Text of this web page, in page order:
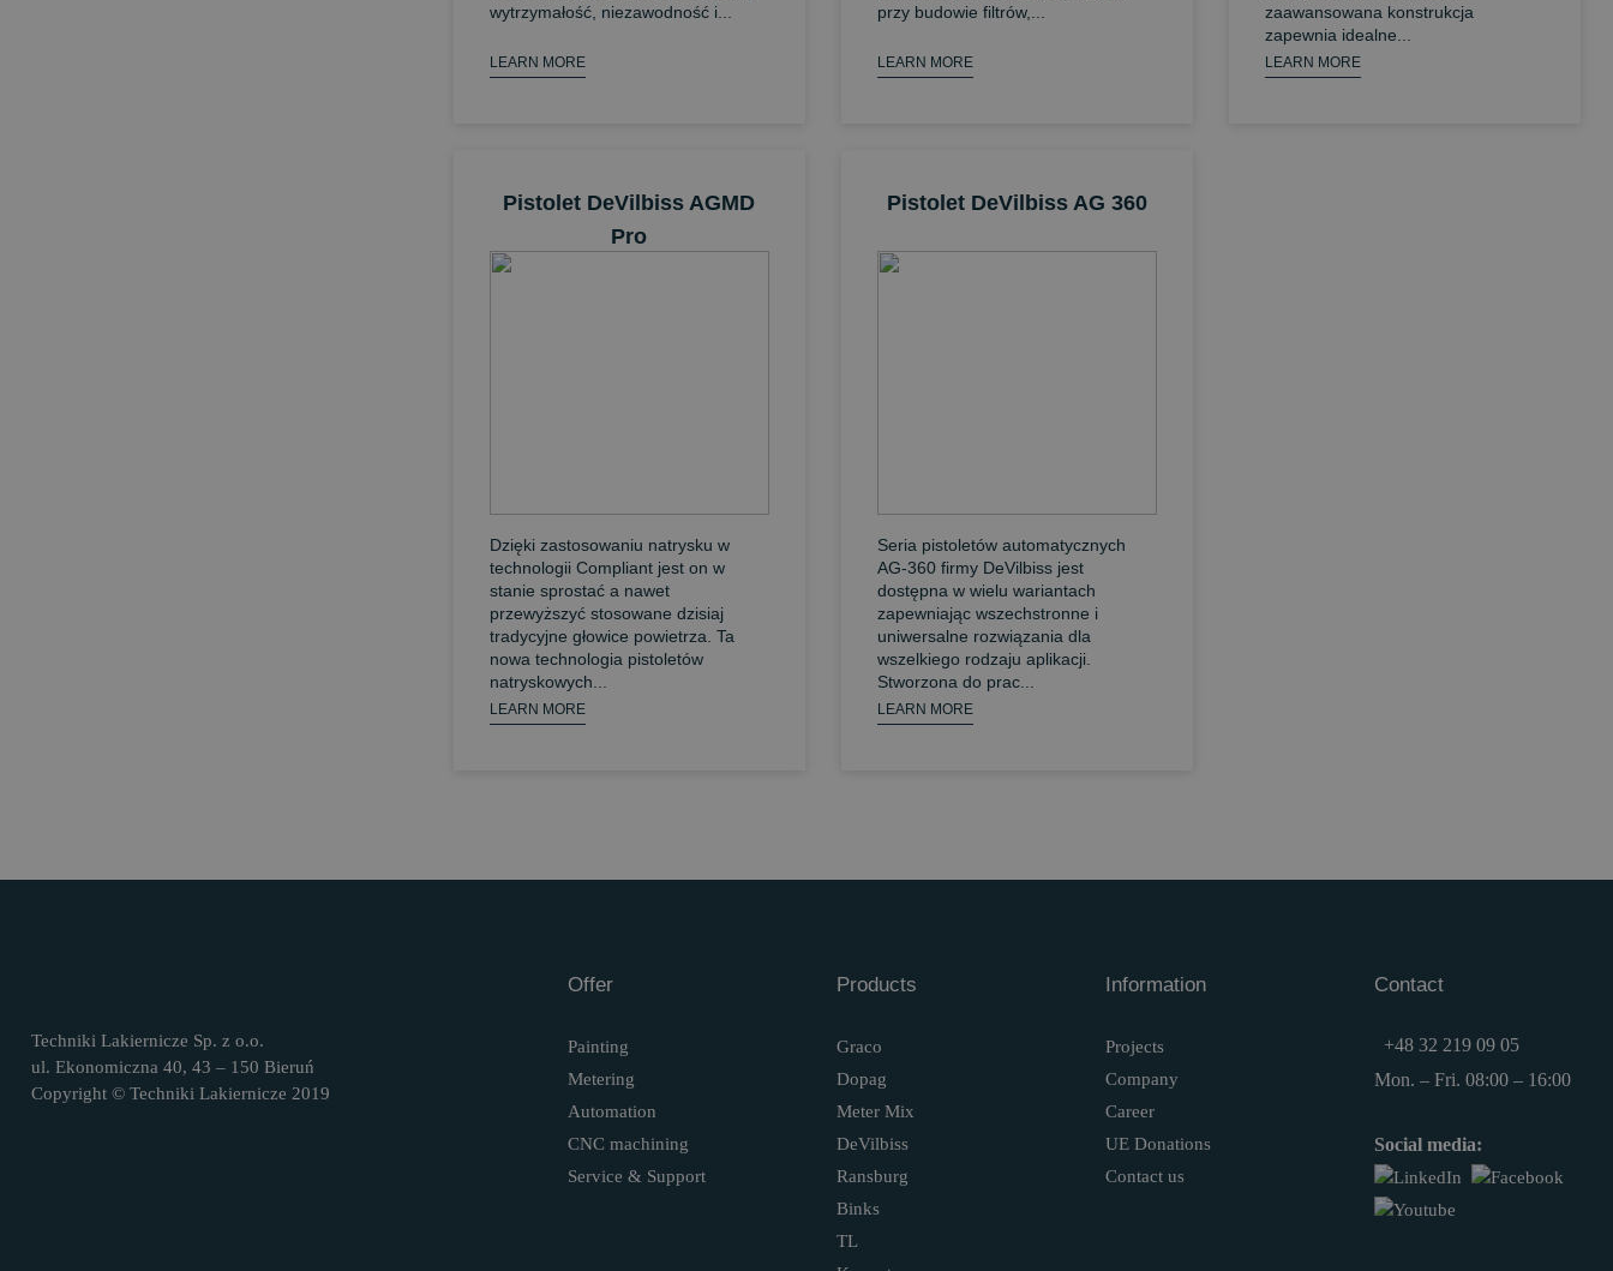
wytrzymałość, niezawodność i...
LEARN MORE
przy budowie filtrów,...
LEARN MORE
zaawansowana konstrukcja
zapewnia idealne...
LEARN MORE
Pistolet DeVilbiss AGMD
Pro
Dzięki zastosowaniu natrysku w
technologii Compliant jest on w
stanie sprostać a nawet
przewyższyć stosowane dzisiaj
tradycyjne głowice powietrza. Ta
nowa technologia pistoletów
natryskowych...
LEARN MORE
Pistolet DeVilbiss AG 360
Seria pistoletów automatycznych
AG-360 firmy DeVilbiss jest
dostępna w wielu wariantach
zapewniając wszechstronne i
uniwersalne rozwiązania dla
wszelkiego rodzaju aplikacji.
Stworzona do prac...
LEARN MORE
Techniki Lakiernicze Sp. z o.o.
ul. Ekonomiczna 40, 43 – 150 Bieruń
Copyright © Techniki Lakiernicze 2019
Offer
Painting
Metering
Automation
CNC machining
Service & Support
Products
Graco
Dopag
Meter Mix
DeVilbiss
Ransburg
Binks
TL
Information
Projects
Company
Career
UE Donations
Contact us
Contact
+48 32 219 09 05
Mon. – Fri. 08:00 – 16:00
Social media: